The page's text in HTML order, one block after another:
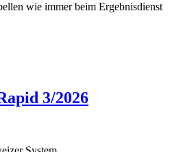
wie immer beim Ergebnisdienst
3/2026